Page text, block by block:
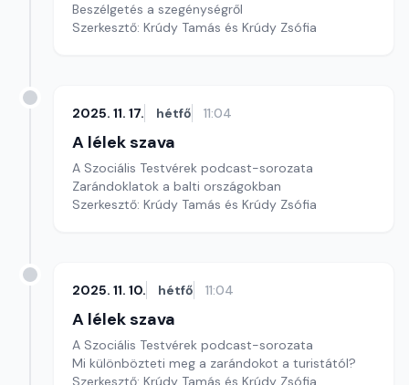
Beszélgetés a szegénységről
Szerkesztő: Krúdy Tamás és Krúdy Zsófia
2025. 11. 17. hétfő 11:04
A lélek szava
A Szociális Testvérek podcast-sorozata
Zarándoklatok a balti országokban
Szerkesztő: Krúdy Tamás és Krúdy Zsófia
2025. 11. 10. hétfő 11:04
A lélek szava
A Szociális Testvérek podcast-sorozata
Mi különbözteti meg a zarándokot a turistától?
Szerkesztő: Krúdy Tamás és Krúdy Zsófia